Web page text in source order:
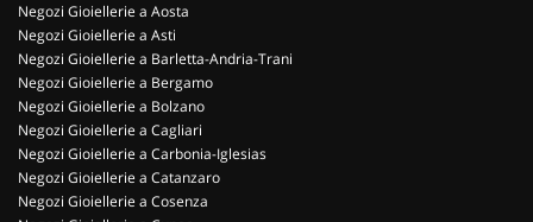
Negozi Gioiellerie a Aosta
Negozi Gioiellerie a Asti
Negozi Gioiellerie a Barletta-Andria-Trani
Negozi Gioiellerie a Bergamo
Negozi Gioiellerie a Bolzano
Negozi Gioiellerie a Cagliari
Negozi Gioiellerie a Carbonia-Iglesias
Negozi Gioiellerie a Catanzaro
Negozi Gioiellerie a Cosenza